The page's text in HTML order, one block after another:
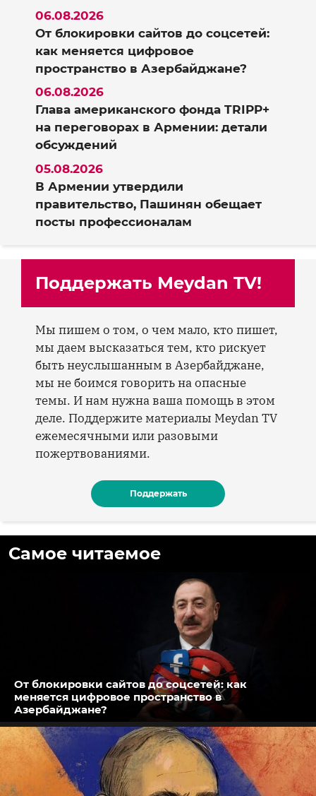
От блокировки сайтов до соцсетей:
как меняется цифровое
пространство в Азербайджане?
06.08.2026
Глава американского фонда TRIPP+
на переговорах в Армении: детали
обсуждений
06.08.2026
В Армении утвердили
правительство, Пашинян обещает
посты профессионалам
05.08.2026
Поддержать Meydan TV!
Мы пишем о том, о чем мало, кто пишет,
мы даем высказаться тем, кто рискует
быть неуслышанным в Азербайджане,
мы не боимся говорить на опасные
темы. И нам нужна ваша помощь в этом
деле. Поддержите материалы Meydan TV
ежемесячными или разовыми
пожертвованиями.
Поддержать
Самое читаемое
От блокировки сайтов до соцсетей: как
меняется цифровое пространство в
Азербайджане?